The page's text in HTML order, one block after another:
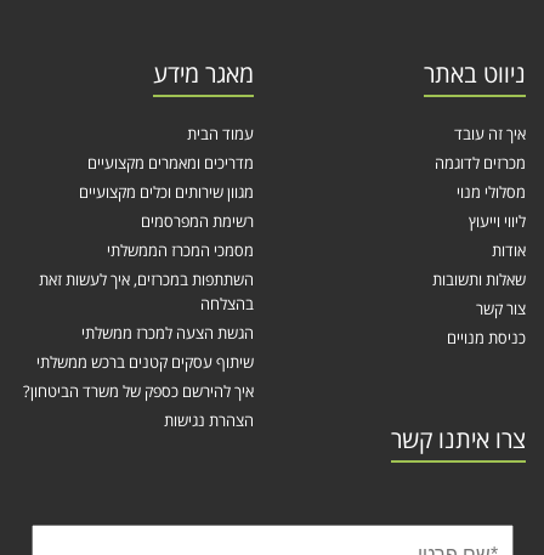
ניווט באתר
איך זה עובד
מכרזים לדוגמה
מסלולי מנוי
ליווי וייעוץ
אודות
שאלות ותשובות
צור קשר
כניסת מנויים
מאגר מידע
עמוד הבית
מדריכים ומאמרים מקצועיים
מגוון שירותים וכלים מקצועיים
רשימת המפרסמים
מסמכי המכרז הממשלתי
השתתפות במכרזים, איך לעשות זאת
בהצלחה
הגשת הצעה למכרז ממשלתי
שיתוף עסקים קטנים ברכש ממשלתי
איך להירשם כספק של משרד הביטחון?
הצהרת נגישות
צרו איתנו קשר